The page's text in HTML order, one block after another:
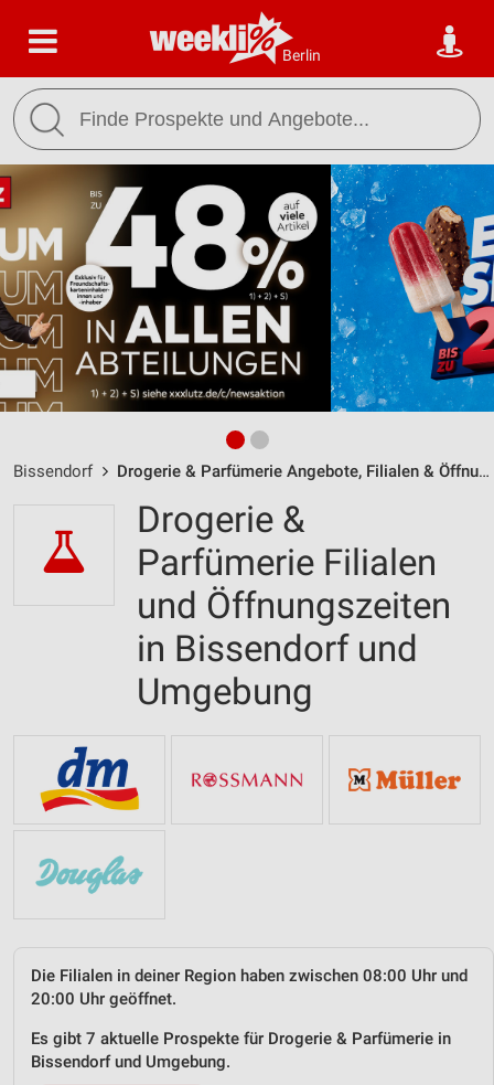
Berlin
Bissendorf Drogerie & Parfümerie Angebote, Filialen & Öffnungszeiten
Drogerie &
Parfümerie Filialen
und Öffnungszeiten
in Bissendorf und
Umgebung
Die Filialen in deiner Region haben zwischen 08:00 Uhr und
20:00 Uhr geöffnet.
Es gibt 7 aktuelle Prospekte für Drogerie & Parfümerie in
Bissendorf und Umgebung.